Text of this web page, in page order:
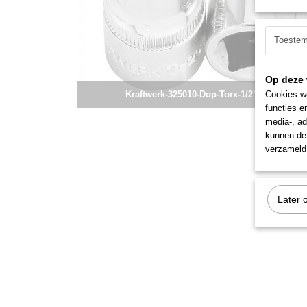
Kraftwerk-325010-Dop-Torx-1/2"-T10
Op
Cookies
functies
media-,
kunnen
Later